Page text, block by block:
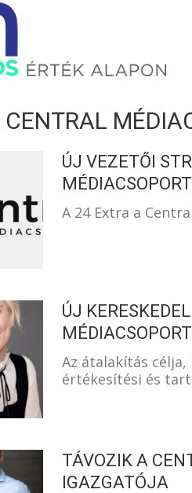
CENTRAL
ÚJ VEZETŐI
MÉDIACSOPORT
A 24 Extra a
ÚJ
Az átalakítás
értékesítési és
TÁVOZIK A
IGAZGATÓJA